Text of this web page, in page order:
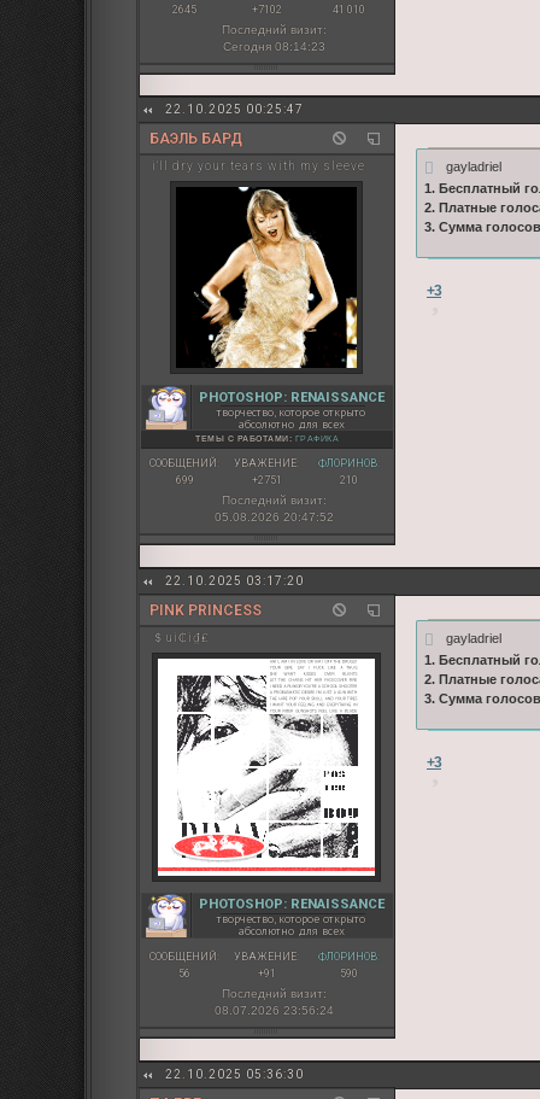
2645
+7102
41 010
Последний визит:
Сегодня 08:14:23
22.10.2025 00:25:47
БАЭЛЬ БАРД
i'll dry your tears with my sleeve
PHOTOSHOP: RENAISSANCE
творчество, которое открыто
абсолютно для всех
ТЕМЫ С РАБОТАМИ: ГРАФИКА
СООБЩЕНИЙ:
699
УВАЖЕНИЕ:
+2751
ФЛОРИНОВ:
210
Последний визит:
05.08.2026 20:47:52
gayladriel
1. Бесплатный
2. Платные
3. Сумма
+3
22.10.2025 03:17:20
PINK PRINCESS
＄ui₵i₫₤
PHOTOSHOP: RENAISSANCE
творчество, которое открыто
абсолютно для всех
СООБЩЕНИЙ:
56
УВАЖЕНИЕ:
+91
ФЛОРИНОВ:
590
Последний визит:
08.07.2026 23:56:24
gayladriel
1. Бесплатный
2. Платные
3. Сумма
+3
22.10.2025 05:36:30